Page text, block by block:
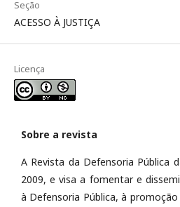
Seção
ACESSO À JUSTIÇA
Licença
Sobre a revista
A Revista da Defensoria Pública
2009, e visa a fomentar e
à Defensoria Pública, à